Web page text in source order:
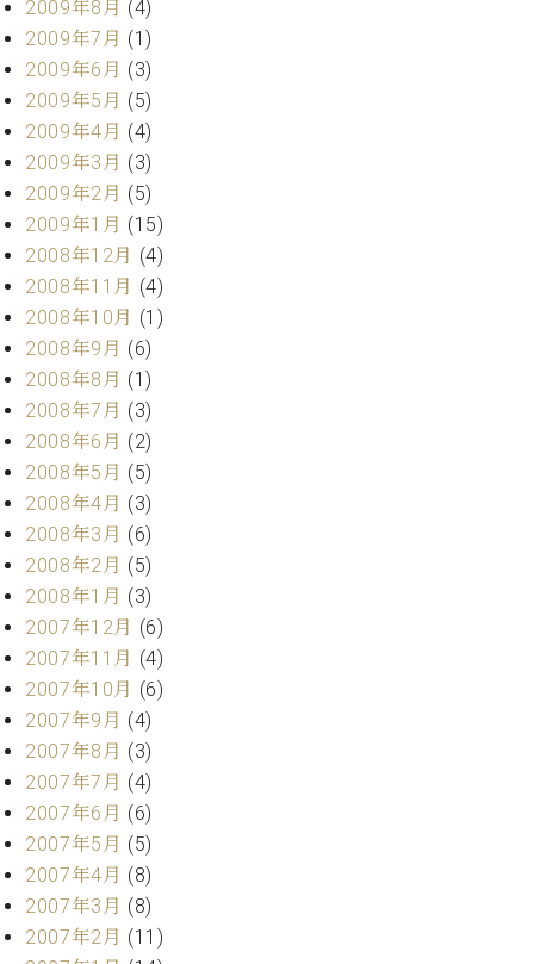
2009年8月 (4)
2009年7月 (1)
2009年6月 (3)
2009年5月 (5)
2009年4月 (4)
2009年3月 (3)
2009年2月 (5)
2009年1月 (15)
2008年12月 (4)
2008年11月 (4)
2008年10月 (1)
2008年9月 (6)
2008年8月 (1)
2008年7月 (3)
2008年6月 (2)
2008年5月 (5)
2008年4月 (3)
2008年3月 (6)
2008年2月 (5)
2008年1月 (3)
2007年12月 (6)
2007年11月 (4)
2007年10月 (6)
2007年9月 (4)
2007年8月 (3)
2007年7月 (4)
2007年6月 (6)
2007年5月 (5)
2007年4月 (8)
2007年3月 (8)
2007年2月 (11)